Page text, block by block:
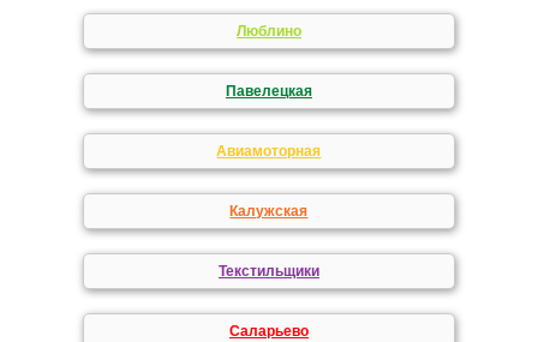
Люблино
Павелецкая
Авиамоторная
Калужская
Текстильщики
Саларьево